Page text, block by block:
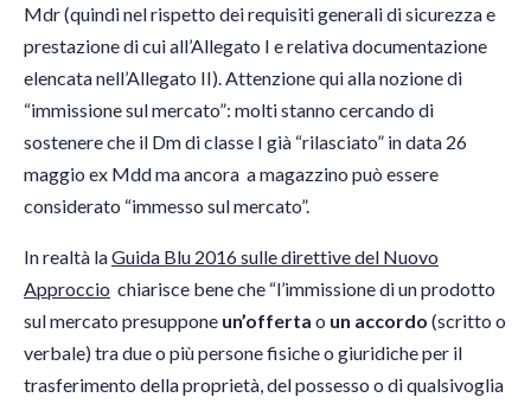
Mdr (quindi nel rispetto dei requisiti generali di sicurezza e
prestazione di cui all’Allegato I e relativa documentazione
elencata nell’Allegato II). Attenzione qui alla nozione di
“immissione sul mercato”: molti stanno cercando di
sostenere che il Dm di classe I già “rilasciato” in data 26
maggio ex Mdd ma ancora a magazzino può essere
considerato “immesso sul mercato”.
In realtà laGuida Blu 2016 sulle direttive del Nuovo
Approccio chiarisce bene che “l’immissione di un prodotto
sul mercato presuppone un’offerta o un accordo (scritto o
verbale) tra due o più persone fisiche o giuridiche per il
trasferimento della proprietà, del possesso o di qualsivoglia